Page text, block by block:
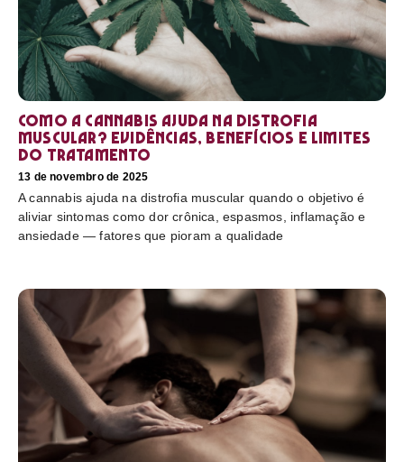
Como a cannabis ajuda na distrofia
muscular? Evidências, benefícios e limites
do tratamento
13 de novembro de 2025
A cannabis ajuda na distrofia muscular quando o objetivo é
aliviar sintomas como dor crônica, espasmos, inflamação e
ansiedade — fatores que pioram a qualidade